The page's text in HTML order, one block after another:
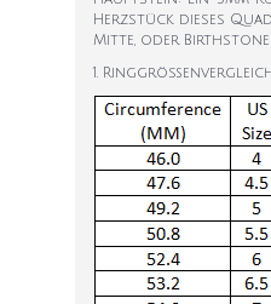
Herzstück dieses
Mitte, oder
1.